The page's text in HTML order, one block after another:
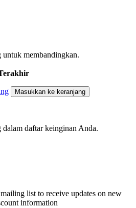
membandingkan.
Masukkan ke keranjang
daftar keinginan Anda.
list to receive updates on new
information